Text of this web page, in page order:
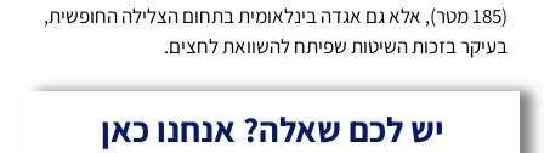
(185 מטר), אלא גם אגדה בינלאומית בתחום הצלילה החופשית,
בעיקר בזכות השיטות שפיתח להשוואת לחצים.
יש לכם שאלה? אנחנו כאן